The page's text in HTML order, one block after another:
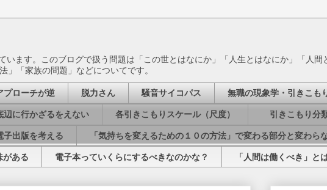
います。このブログで扱う問題は「この世とはなにか」「人生とはなにか」「人
」「家族の問題」などについてです。
プローチが逆 脱力さん 騒音サイコパス 無職の現象学・引きこも
辺に行かざるをえない 各引きこもりスケール（尺度） 引きこもり分
子出版を考える 「気持ちを変えるための１０の方法」で変わる部分と変わら
がある 電子本っていくらにするべきなのかな？ 「人間は働くべき」と